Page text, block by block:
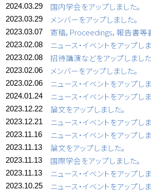
2024.03.29 国内学会をアップしました。
2023.03.29 メンバーをアップしました。
2023.03.07 寄稿，Proceedings，報告書等
2023.02.08 ニュース・イベントをアップしま
2023.02.08 招待講演などをアップしました
2023.02.06 メンバーをアップしました。
2023.02.06 ニュース・イベントをアップしま
2024.01.24 ニュース・イベントをアップしま
2023.12.22 論文をアップしました。
2023.12.21 ニュース・イベントをアップしま
2023.11.16 ニュース・イベントをアップしま
2023.11.13 論文をアップしました。
2023.11.13 国際学会をアップしました。
2023.11.13 ニュース・イベントをアップしま
2023.10.25 ニュース・イベントをアップしま